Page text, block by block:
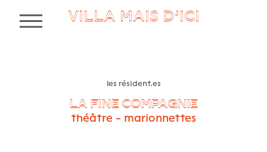
VILLA MAIS D’ICI
MENU
les résident.es
LA FINE COMPAGNIE
théâtre - marionnettes